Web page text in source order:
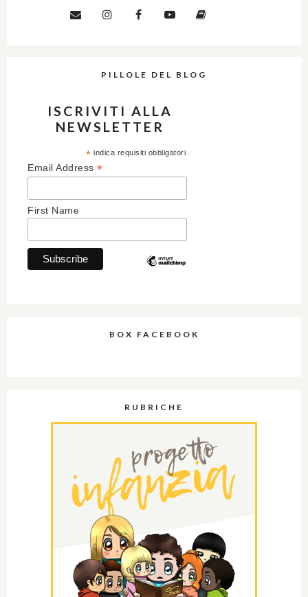
PILLOLE DEL BLOG
ISCRIVITI ALLA
NEWSLETTER
* indica requisiti obbligatori
Email Address *
First Name
BOX FACEBOOK
RUBRICHE